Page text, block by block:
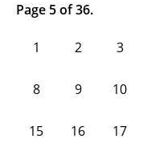
Page 5 of 36.
1 2 3
8 9 10
15 16 17